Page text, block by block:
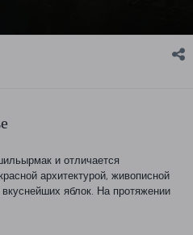
и отличается
архитектурой, живописной
яблок. На протяжении
ждет Вас.